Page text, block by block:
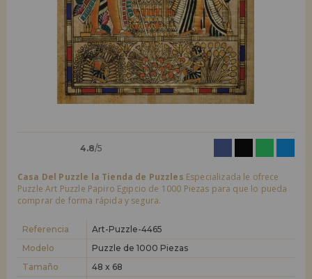
LIQUIDACIONES
INFORMACIÓN
955 333 133
Quiero registrarme como
nuevo cliente
Al crear una cuenta en casadelpuzzle.com podrás realizar tus compras
rápidamente en nuestra tienda virtual, revisar el estado de tus pedidos
y consultar tus operaciones anteriores.
¡Adelante! Te estábamos esperando.
nuevo distribuidor
¿Eres Profesional o Empresa?. ¿Quieres vender en tu negocio
4.8/5
Casa Del Puzzle la Tienda de Puzzles Especializada le ofrece
Puzzle Art Puzzle Papiro Egipcio de 1000 Piezas para que lo pueda
comprar de forma rápida y segura.
Referencia
Art-Puzzle-4465
Modelo
Puzzle de 1000 Piezas
Tamaño
48 x 68